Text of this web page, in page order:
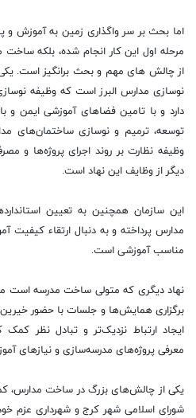
اما بحث بر سر واگذاری زمین به آموزش و
مرحله اول این کار انجام شده، بلکه
از چالش های مهم و بحث برانگیز است.
نوسازی مدارس البرز است که وظیفه
دارد و با تامین فضاهای آموزشی ایمن و
توسعه، ترمیم و نوسازی ساختمان‌های
وظیفه نظارت بر روند اجرای پروژه‌ها و
دیگر از وظایف این نهاد است.
این سازمان همچنین به تعیین
مدارس پرداخته و به دنبال ارتقاء
مناسب آموزشی است.
نهاد دیگری که متولی ساخت مدرسه است
برگزاری همایش‌ها و جلسات با حضور خیرین
ایجاد ارتباط نزدیک‌تر و تبادل نظر کمک
معرفی پروژه‌های مدرسه‌سازی و نیازهای
یکی از چالش‌های بزرگ در ساخت مدارس،
شورای اسلامی شهر کرج و شهرداری عزم